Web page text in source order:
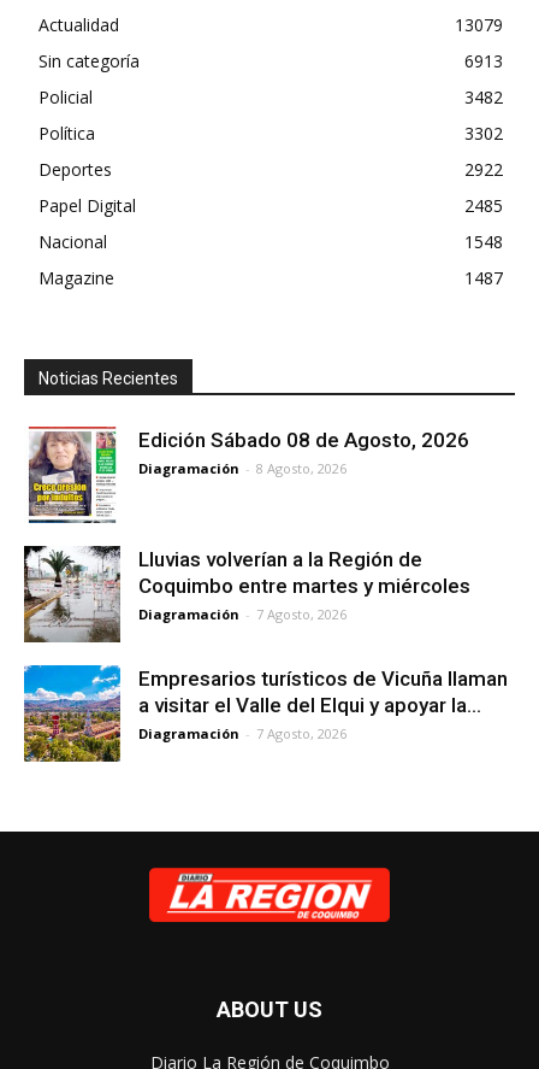
Actualidad
13079
Sin categoría
6913
Policial
3482
Política
3302
Deportes
2922
Papel Digital
2485
Nacional
1548
Magazine
1487
Noticias Recientes
Edición Sábado 08 de Agosto, 2026
Diagramación - 8 Agosto, 2026
Lluvias volverían a la Región de
Coquimbo entre martes y miércoles
Diagramación - 7 Agosto, 2026
Empresarios turísticos de Vicuña llaman
a visitar el Valle del Elqui y apoyar la...
Diagramación - 7 Agosto, 2026
ABOUT US
Diario La Región de Coquimbo